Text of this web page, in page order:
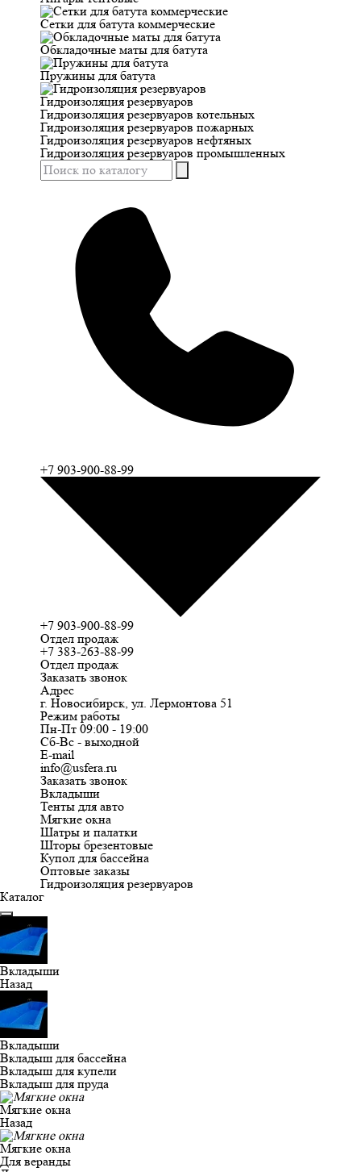
Сетки для батута коммерческие
Обкладочные маты для батута
Пружины для батута
Гидроизоляция резервуаров
Гидроизоляция резервуаров котельных
Гидроизоляция резервуаров пожарных
Гидроизоляция резервуаров нефтяных
Гидроизоляция резервуаров промышленных
+7 903-900-88-99
+7 903-900-88-99
Отдел продаж
+7 383-263-88-99
Отдел продаж
Заказать звонок
Адрес
г. Новосибирск, ул. Лермонтова 51
Режим работы
Пн-Пт 09:00 - 19:00
Сб-Вс - выходной
E-mail
info@usfera.ru
Заказать звонок
Вкладыши
Тенты для авто
Мягкие окна
Шатры и палатки
Шторы брезентовые
Купол для бассейна
Оптовые заказы
Гидроизоляция резервуаров
Каталог
Вкладыши
Назад
Вкладыши
Вкладыш для бассейна
Вкладыш для купели
Вкладыш для пруда
Мягкие окна
Назад
Мягкие окна
Для веранды